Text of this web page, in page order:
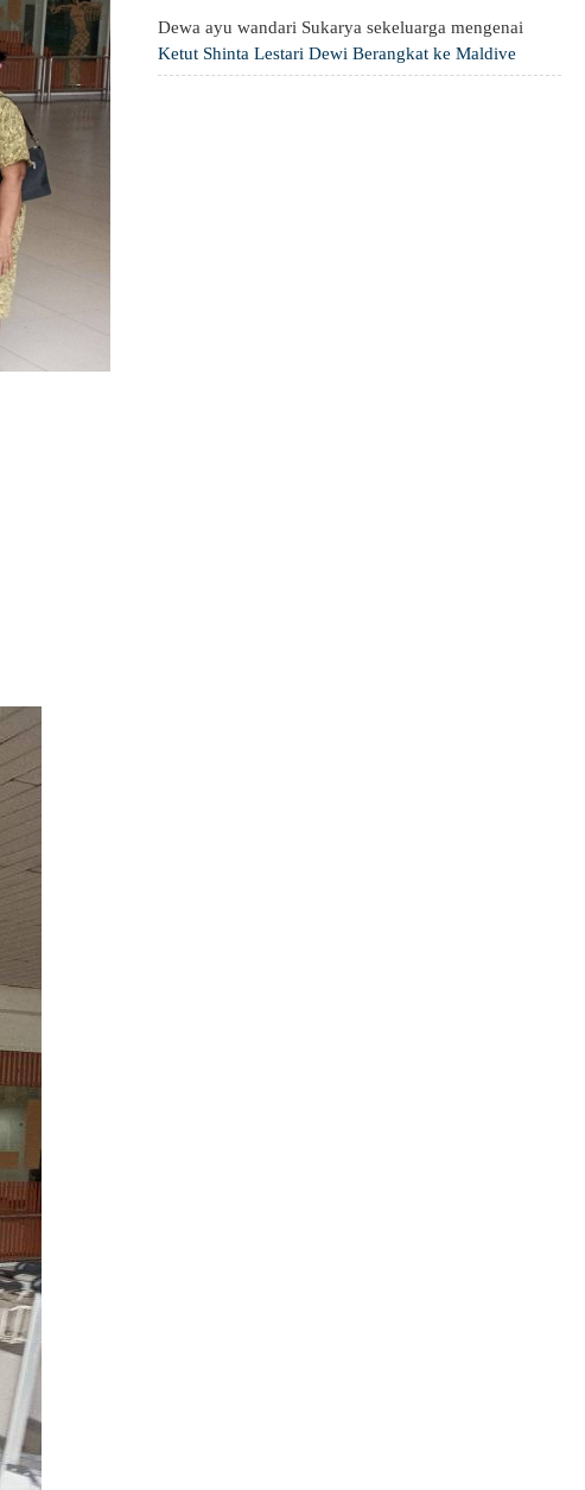
Dewa ayu wandari Sukarya sekeluarga mengenai
Ketut Shinta Lestari Dewi Berangkat ke Maldive